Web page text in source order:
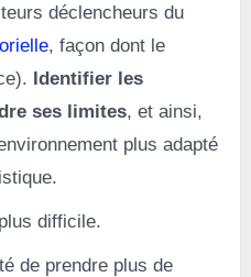
déclencheurs du
, façon dont le
Identifier les
ses limites, et ainsi,
plus adapté
difficile.
de prendre plus de